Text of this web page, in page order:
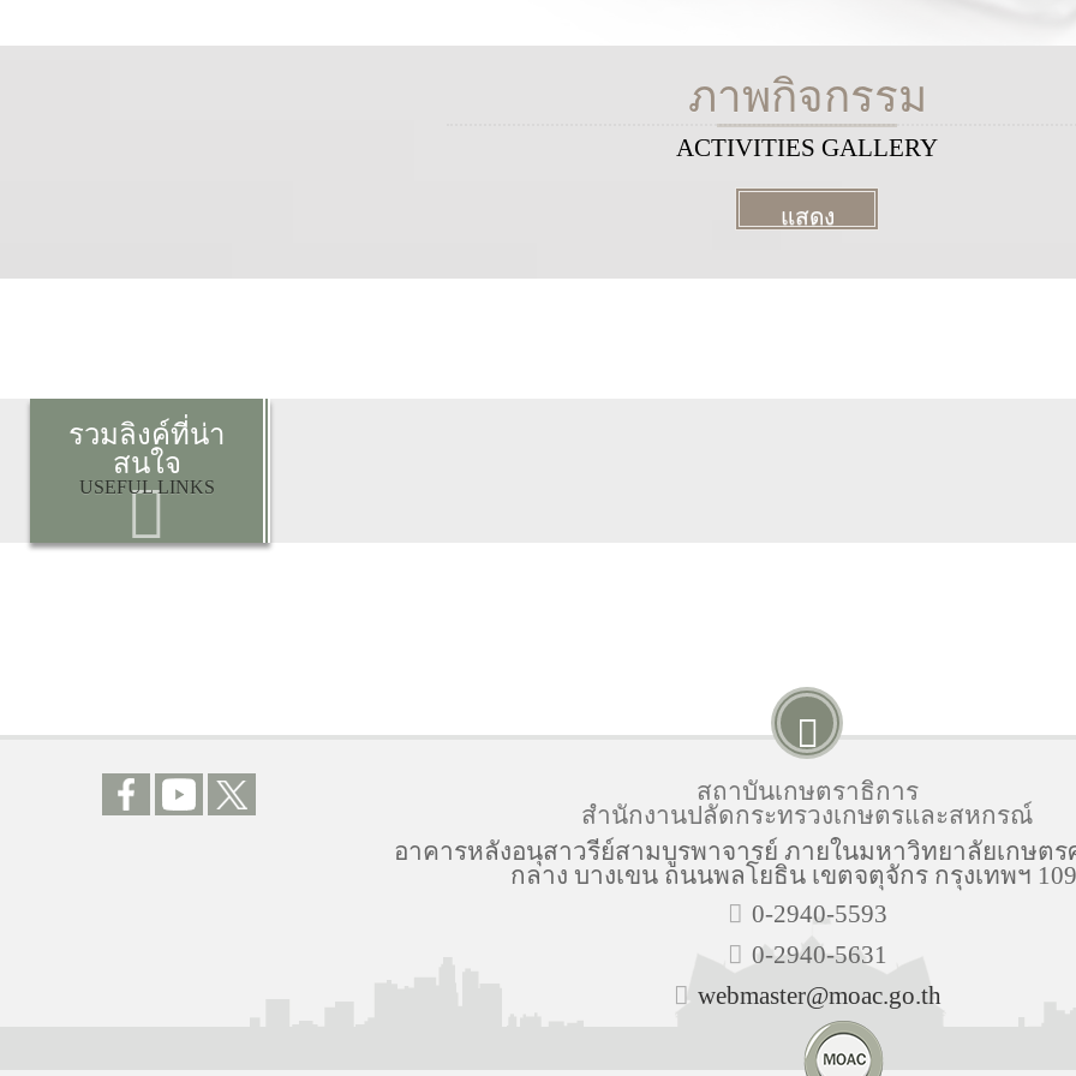
ภาพกิจกรรม
ACTIVITIES GALLERY
แสดง
รวมลิงค์ที่น่า
สนใจ
USEFUL LINKS
สถาบันเกษตราธิการ
สำนักงานปลัดกระทรวงเกษตรและสหกรณ์
อาคารหลังอนุสาวรีย์สามบูรพาจารย์ ภายในมหาวิทยาลัยเกษตร
กลาง บางเขน ถนนพลโยธิน เขตจตุจักร กรุงเทพฯ
0-2940-5593
0-2940-5631
webmaster@moac.go.th